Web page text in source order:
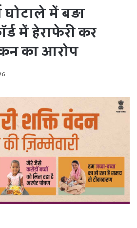
घोटाले में बड़ा
में हेराफेरी कर
का आरोप